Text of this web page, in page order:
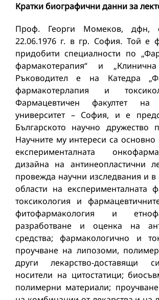
Кратки биографични данни за
Проф. Георги Момеков, дфн,
22.06.1976 г. в гр. София. Той е
придобити специалности по
фармакотерапия“ и
Ръководител е на Катедра
фармакотерлапия и
Фармацевтичен факултет на
университет – София, и е
Българското научно дружество
Научните му интереси са основно
експерименталната
дизайна на антинеопластични
провежда научни изследвания и в
области на експерименталната
токсикология и
фитофармакология и
разработване и оценка на
средства; фармакологично и
проучване на липозоми,
други лекарство-доставящи
носители на цитостатици;
полимерни материали;